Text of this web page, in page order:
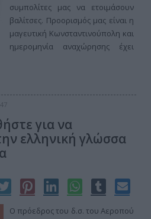
συμπολίτες μας να ετοιμάσουν
βαλίτσες. Προορισμός μας είναι η
μαγευτική Κωνσταντινούπολη και
ημερομηνία αναχώρησης έχει
για να
ελληνική γλώσσα
Ο πρόεδρος του δ.σ. του Αεροπού